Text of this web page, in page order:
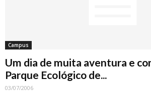
Campus
Um dia de muita aventura e
Parque Ecológico de...
03/07/2006